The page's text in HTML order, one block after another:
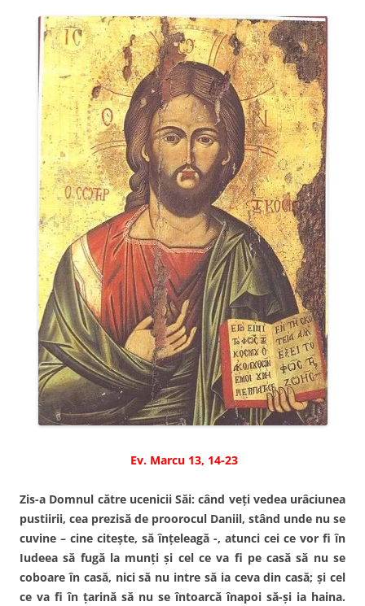
Ev. Marcu 13, 14-23
Zis-a Domnul către ucenicii Săi: când veţi vedea urâciunea
pustiirii, cea prezisă de proorocul Daniil, stând unde nu se
cuvine – cine citeşte, să înţeleagă -, atunci cei ce vor fi în
Iudeea să fugă la munţi şi cel ce va fi pe casă să nu se
coboare în casă, nici să nu intre să ia ceva din casă; şi cel
ce va fi în ţarină să nu se întoarcă înapoi să-şi ia haina.